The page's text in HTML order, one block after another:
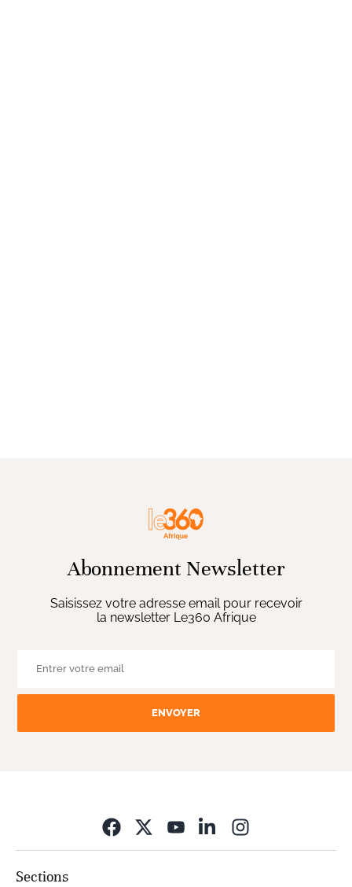
Abonnement Newsletter
Saisissez votre adresse email pour recevoir
la newsletter Le360 Afrique
ENVOYER
Sections